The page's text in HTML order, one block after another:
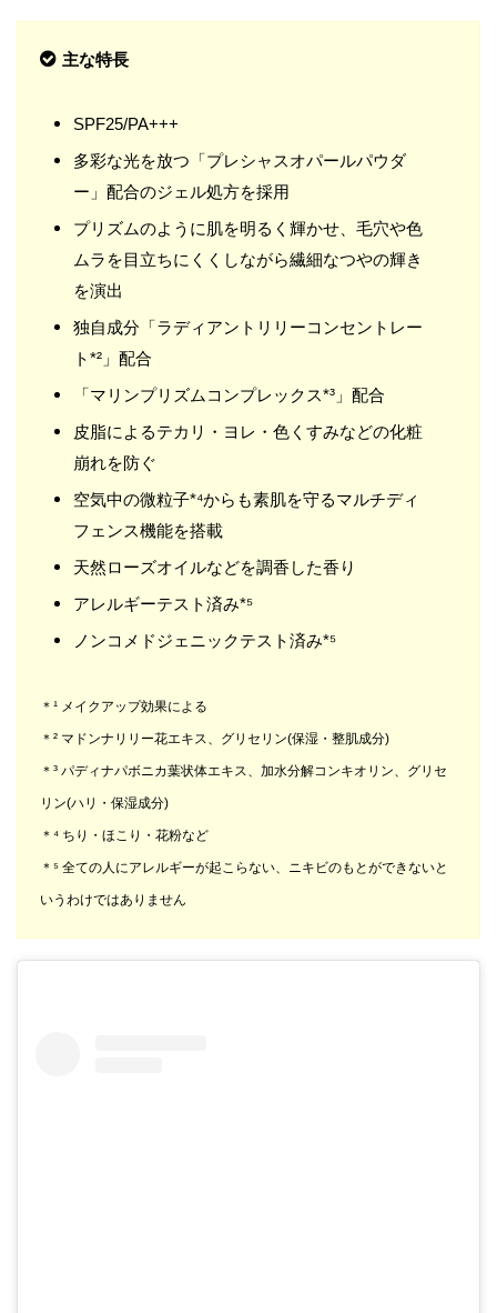
主な特長
SPF25/PA+++
多彩な光を放つ「プレシャスオパールパウダ
ー」配合のジェル処方を採用
プリズムのように肌を明るく輝かせ、毛穴や色
ムラを目立ちにくくしながら繊細なつやの輝き
を演出
独自成分「ラディアントリリーコンセントレー
ト*²」配合
「マリンプリズムコンプレックス*³」配合
皮脂によるテカリ・ヨレ・色くすみなどの化粧
崩れを防ぐ
空気中の微粒子*⁴からも素肌を守るマルチディ
フェンス機能を搭載
天然ローズオイルなどを調香した香り
アレルギーテスト済み*⁵
ノンコメドジェニックテスト済み*⁵
＊¹ メイクアップ効果による
＊² マドンナリリー花エキス、グリセリン(保湿・整肌成分)
＊³ パディナパボニカ葉状体エキス、加水分解コンキオリン、グリセ
リン(ハリ・保湿成分)
＊⁴ ちり・ほこり・花粉など
＊⁵ 全ての人にアレルギーが起こらない、ニキビのもとができないと
いうわけではありません